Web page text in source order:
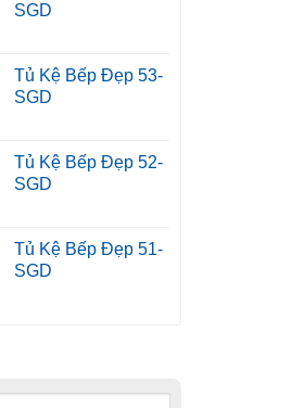
SGD
Tủ Kệ Bếp Đẹp 53-
SGD
Tủ Kệ Bếp Đẹp 52-
SGD
Tủ Kệ Bếp Đẹp 51-
SGD